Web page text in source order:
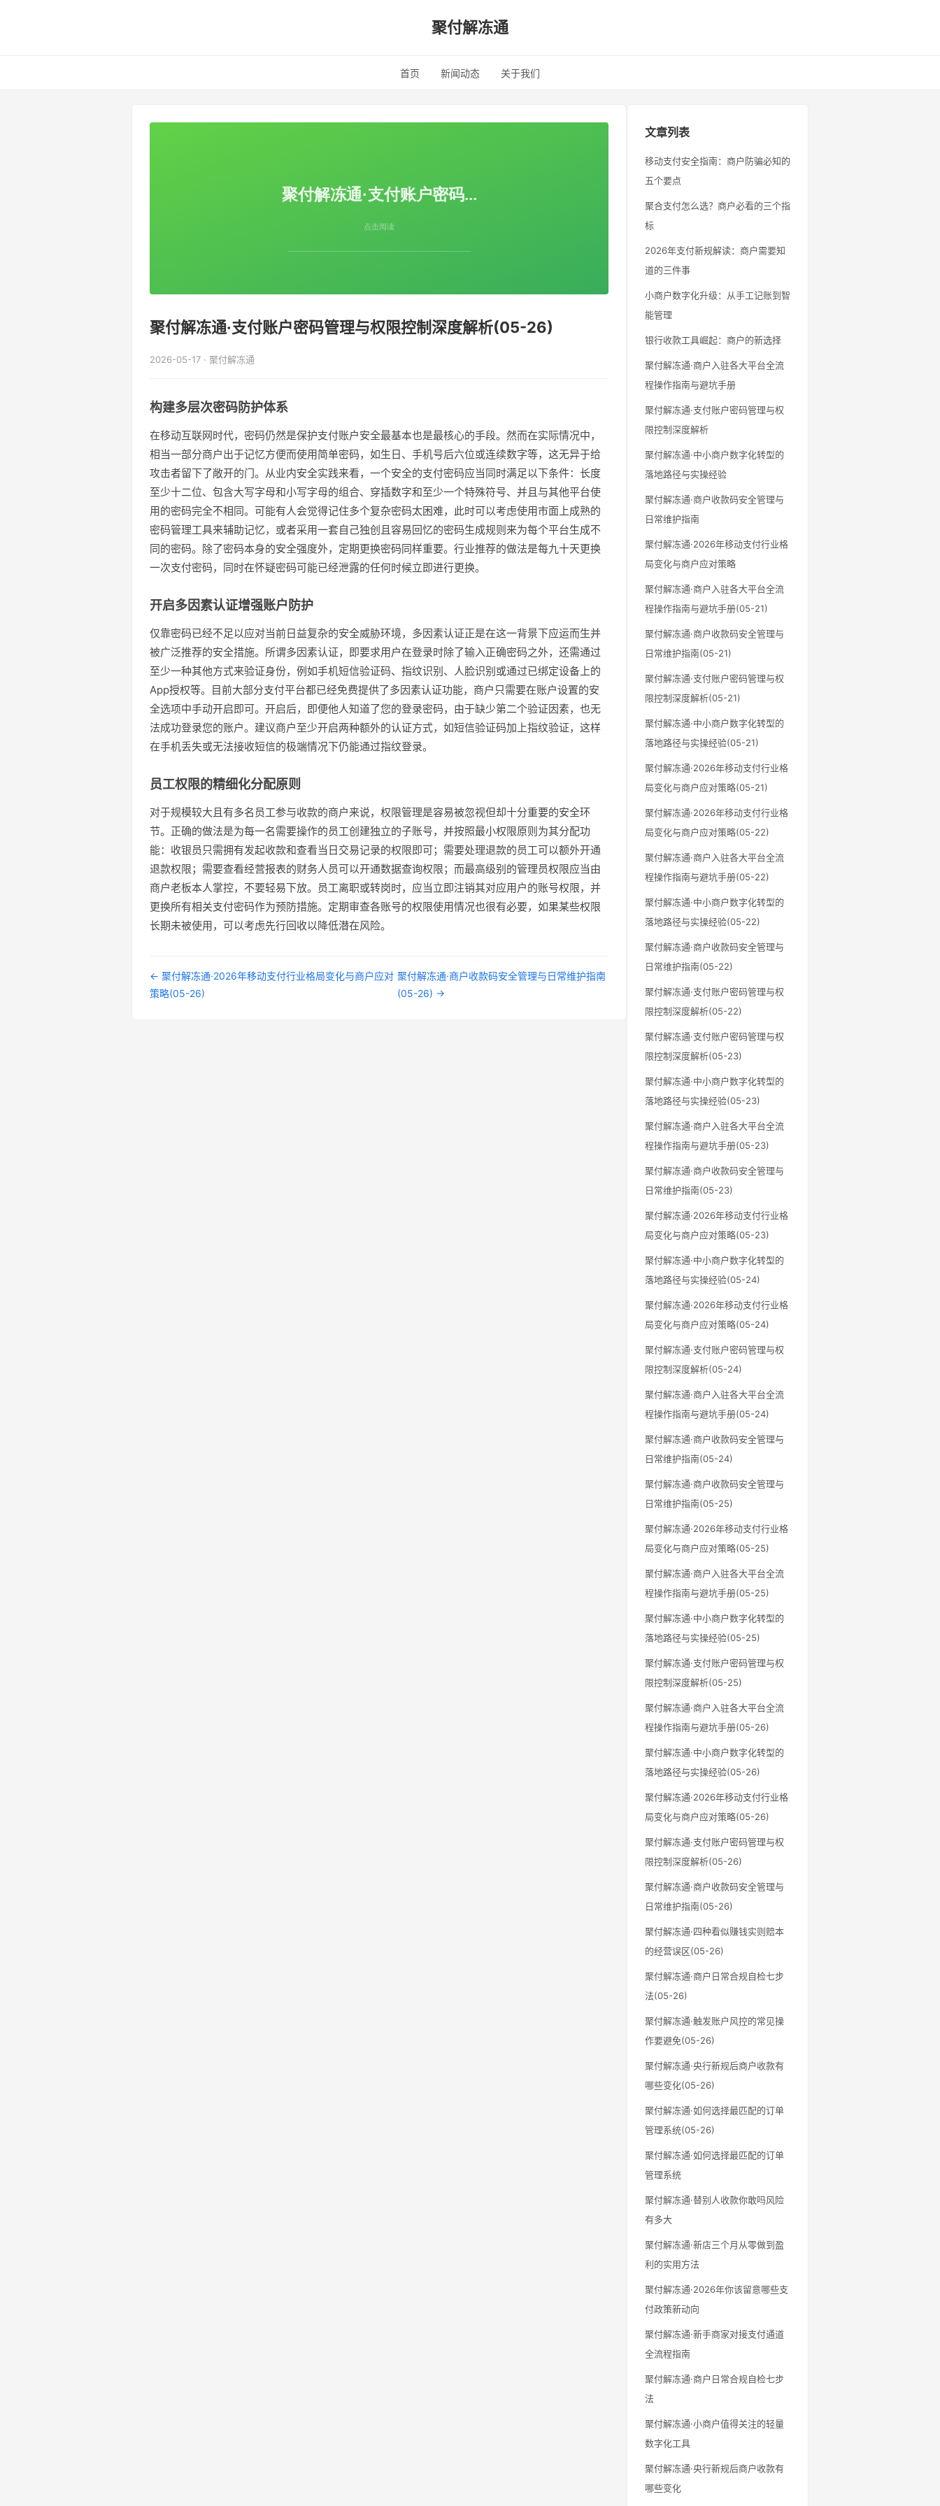
聚付解冻通
首页 新闻动态 关于我们
聚付解冻通·支付账户密码管理与权限控制深度解析(05-26)
2026-05-17 · 聚付解冻通
构建多层次密码防护体系
在移动互联网时代，密码仍然是保护支付账户安全最基本也是最核心的手段。然而在实际情况中，
相当一部分商户出于记忆方便而使用简单密码，如生日、手机号后六位或连续数字等，这无异于给
攻击者留下了敞开的门。从业内安全实践来看，一个安全的支付密码应当同时满足以下条件：长度
至少十二位、包含大写字母和小写字母的组合、穿插数字和至少一个特殊符号、并且与其他平台使
用的密码完全不相同。可能有人会觉得记住多个复杂密码太困难，此时可以考虑使用市面上成熟的
密码管理工具来辅助记忆，或者采用一套自己独创且容易回忆的密码生成规则来为每个平台生成不
同的密码。除了密码本身的安全强度外，定期更换密码同样重要。行业推荐的做法是每九十天更换
一次支付密码，同时在怀疑密码可能已经泄露的任何时候立即进行更换。
开启多因素认证增强账户防护
仅靠密码已经不足以应对当前日益复杂的安全威胁环境，多因素认证正是在这一背景下应运而生并
被广泛推荐的安全措施。所谓多因素认证，即要求用户在登录时除了输入正确密码之外，还需通过
至少一种其他方式来验证身份，例如手机短信验证码、指纹识别、人脸识别或通过已绑定设备上的
App授权等。目前大部分支付平台都已经免费提供了多因素认证功能，商户只需要在账户设置的安
全选项中手动开启即可。开启后，即便他人知道了您的登录密码，由于缺少第二个验证因素，也无
法成功登录您的账户。建议商户至少开启两种额外的认证方式，如短信验证码加上指纹验证，这样
在手机丢失或无法接收短信的极端情况下仍能通过指纹登录。
员工权限的精细化分配原则
对于规模较大且有多名员工参与收款的商户来说，权限管理是容易被忽视但却十分重要的安全环
节。正确的做法是为每一名需要操作的员工创建独立的子账号，并按照最小权限原则为其分配功
能：收银员只需拥有发起收款和查看当日交易记录的权限即可；需要处理退款的员工可以额外开通
退款权限；需要查看经营报表的财务人员可以开通数据查询权限；而最高级别的管理员权限应当由
商户老板本人掌控，不要轻易下放。员工离职或转岗时，应当立即注销其对应用户的账号权限，并
更换所有相关支付密码作为预防措施。定期审查各账号的权限使用情况也很有必要，如果某些权限
长期未被使用，可以考虑先行回收以降低潜在风险。
← 聚付解冻通·2026年移动支付行业格局变化与商户应对
策略(05-26)
聚付解冻通·商户收款码安全管理与日常维护指南
(05-26) →
文章列表
移动支付安全指南：商户防骗必知的
五个要点
聚合支付怎么选？商户必看的三个指
标
2026年支付新规解读：商户需要知
道的三件事
小商户数字化升级：从手工记账到智
能管理
银行收款工具崛起：商户的新选择
聚付解冻通·商户入驻各大平台全流
程操作指南与避坑手册
聚付解冻通·支付账户密码管理与权
限控制深度解析
聚付解冻通·中小商户数字化转型的
落地路径与实操经验
聚付解冻通·商户收款码安全管理与
日常维护指南
聚付解冻通·2026年移动支付行业格
局变化与商户应对策略
聚付解冻通·商户入驻各大平台全流
程操作指南与避坑手册(05-21)
聚付解冻通·商户收款码安全管理与
日常维护指南(05-21)
聚付解冻通·支付账户密码管理与权
限控制深度解析(05-21)
聚付解冻通·中小商户数字化转型的
落地路径与实操经验(05-21)
聚付解冻通·2026年移动支付行业格
局变化与商户应对策略(05-21)
聚付解冻通·2026年移动支付行业格
局变化与商户应对策略(05-22)
聚付解冻通·商户入驻各大平台全流
程操作指南与避坑手册(05-22)
聚付解冻通·中小商户数字化转型的
落地路径与实操经验(05-22)
聚付解冻通·商户收款码安全管理与
日常维护指南(05-22)
聚付解冻通·支付账户密码管理与权
限控制深度解析(05-22)
聚付解冻通·支付账户密码管理与权
限控制深度解析(05-23)
聚付解冻通·中小商户数字化转型的
落地路径与实操经验(05-23)
聚付解冻通·商户入驻各大平台全流
程操作指南与避坑手册(05-23)
聚付解冻通·商户收款码安全管理与
日常维护指南(05-23)
聚付解冻通·2026年移动支付行业格
局变化与商户应对策略(05-23)
聚付解冻通·中小商户数字化转型的
落地路径与实操经验(05-24)
聚付解冻通·2026年移动支付行业格
局变化与商户应对策略(05-24)
聚付解冻通·支付账户密码管理与权
限控制深度解析(05-24)
聚付解冻通·商户入驻各大平台全流
程操作指南与避坑手册(05-24)
聚付解冻通·商户收款码安全管理与
日常维护指南(05-24)
聚付解冻通·商户收款码安全管理与
日常维护指南(05-25)
聚付解冻通·2026年移动支付行业格
局变化与商户应对策略(05-25)
聚付解冻通·商户入驻各大平台全流
程操作指南与避坑手册(05-25)
聚付解冻通·中小商户数字化转型的
落地路径与实操经验(05-25)
聚付解冻通·支付账户密码管理与权
限控制深度解析(05-25)
聚付解冻通·商户入驻各大平台全流
程操作指南与避坑手册(05-26)
聚付解冻通·中小商户数字化转型的
落地路径与实操经验(05-26)
聚付解冻通·2026年移动支付行业格
局变化与商户应对策略(05-26)
聚付解冻通·支付账户密码管理与权
限控制深度解析(05-26)
聚付解冻通·商户收款码安全管理与
日常维护指南(05-26)
聚付解冻通·四种看似赚钱实则赔本
的经营误区(05-26)
聚付解冻通·商户日常合规自检七步
法(05-26)
聚付解冻通·触发账户风控的常见操
作要避免(05-26)
聚付解冻通·央行新规后商户收款有
哪些变化(05-26)
聚付解冻通·如何选择最匹配的订单
管理系统(05-26)
聚付解冻通·如何选择最匹配的订单
管理系统
聚付解冻通·替别人收款你敢吗风险
有多大
聚付解冻通·新店三个月从零做到盈
利的实用方法
聚付解冻通·2026年你该留意哪些支
付政策新动向
聚付解冻通·新手商家对接支付通道
全流程指南
聚付解冻通·商户日常合规自检七步
法
聚付解冻通·小商户值得关注的轻量
数字化工具
聚付解冻通·央行新规后商户收款有
哪些变化